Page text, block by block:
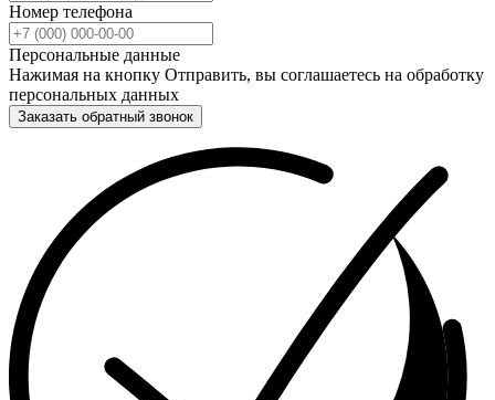
Номер телефона
Персональные данные
Нажимая на кнопку Отправить, вы соглашаетесь на обработку
персональных данных
Заказать обратный звонок